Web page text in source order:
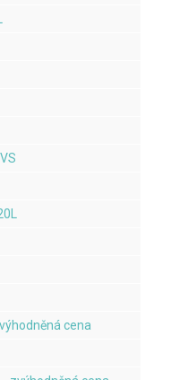
cena